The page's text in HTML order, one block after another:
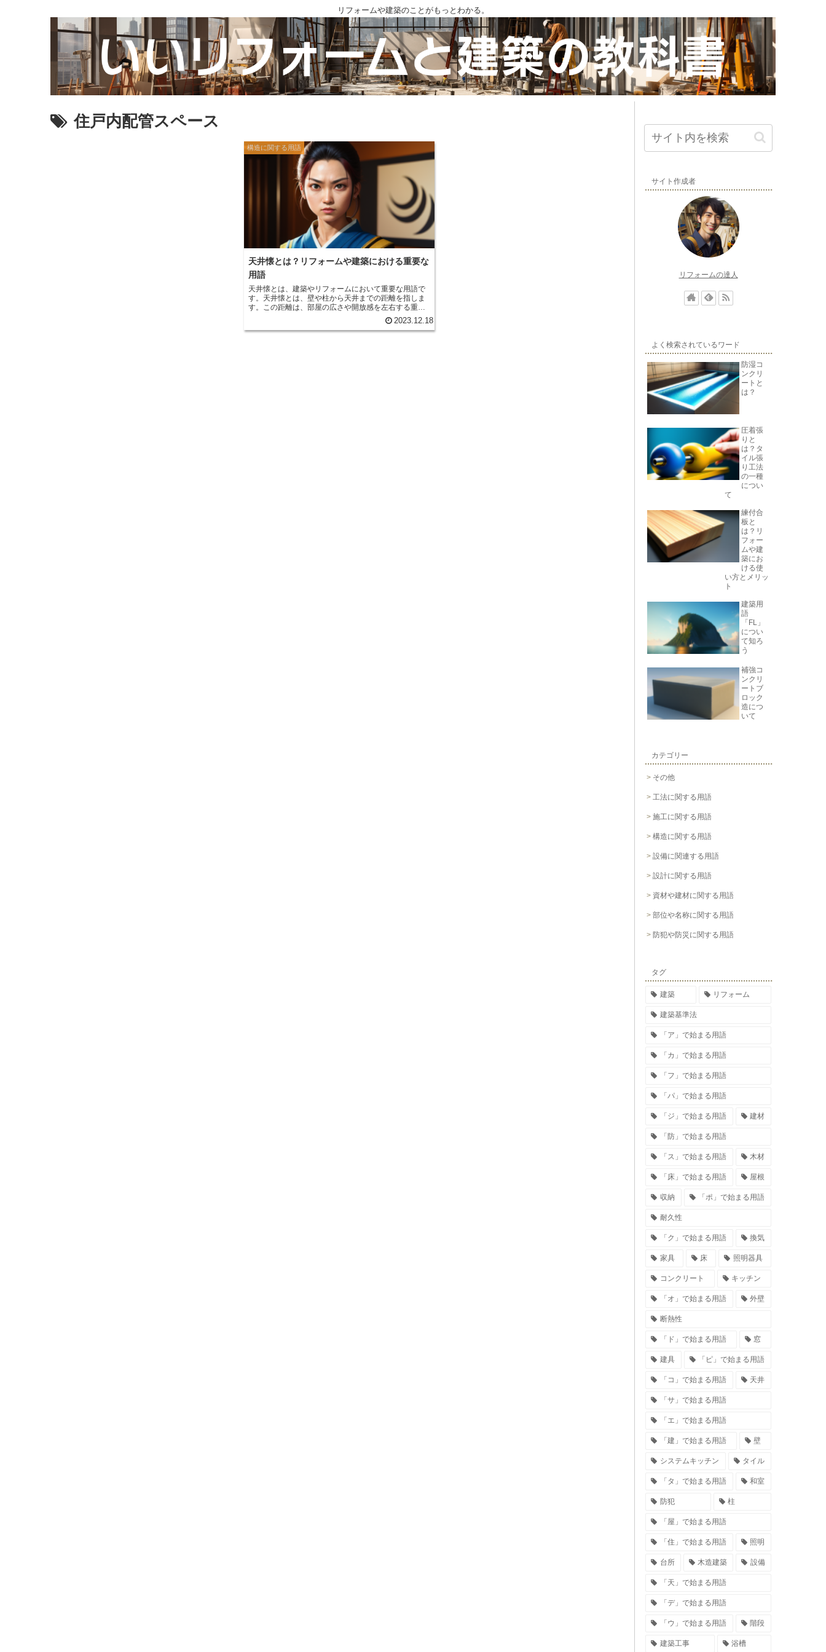
リフォームや建築のことがもっとわかる。
住戸内配管スペース
構造に関する用語
天井懐とは？リフォームや建築における重要な
用語
天井懐とは、建築やリフォームにおいて重要な用語で
す。天井懐とは、壁や柱から天井までの距離を指しま
す。この距離は、部屋の広さや開放感を左右する重要
適さや美しさに大きく影響を与えます。天井懐が狭す
ぎると、部屋が圧迫感を持ち、窮屈な印象を与えま
2023.12.18
サイト作成者
リフォームの達人
よく検索されているワード
防湿コ
ンクリ
ートと
は？
圧着張
りと
は？タ
イル張
り工法
の一種
につい
て
練付合
板と
は？リ
フォー
ムや建
築にお
ける使
い方とメリッ
ト
建築用
語
「FL」
につい
て知ろ
う
補強コ
ンクリ
ートブ
ロック
造につ
いて
カテゴリー
その他
工法に関する用語
施工に関する用語
構造に関する用語
設備に関連する用語
設計に関する用語
資材や建材に関する用語
部位や名称に関する用語
防犯や防災に関する用語
タグ
建築 リフォーム
建築基準法
「ア」で始まる用語
「カ」で始まる用語
「フ」で始まる用語
「パ」で始まる用語
「ジ」で始まる用語 建材
「防」で始まる用語
「ス」で始まる用語 木材
「床」で始まる用語 屋根
収納 「ポ」で始まる用語
耐久性
「ク」で始まる用語 換気
家具 床 照明器具
コンクリート キッチン
「オ」で始まる用語 外壁
断熱性
「ド」で始まる用語 窓
建具 「ピ」で始まる用語
「コ」で始まる用語 天井
「サ」で始まる用語
「エ」で始まる用語
「建」で始まる用語 壁
システムキッチン タイル
「タ」で始まる用語 和室
防犯 柱
「屋」で始まる用語
「住」で始まる用語 照明
台所 木造建築 設備
「天」で始まる用語
「デ」で始まる用語
「ウ」で始まる用語 階段
建築工事 浴槽